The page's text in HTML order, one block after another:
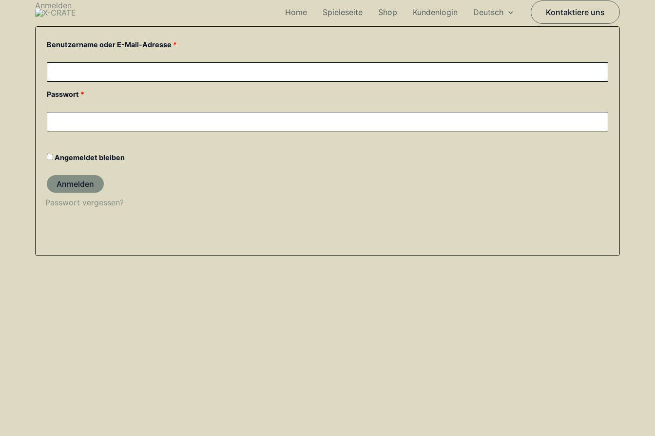
Home Spieleseite Shop Kundenlogin Deutsch Kontaktiere uns
Anmelden
Benutzername oder E-Mail-Adresse *
Passwort *
Angemeldet bleiben
Anmelden
Passwort vergessen?